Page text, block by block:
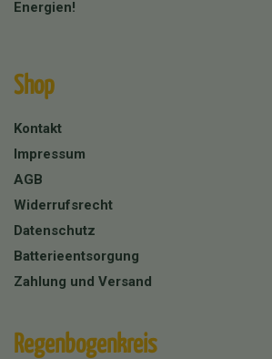
Energien!
Shop
Kontakt
Impressum
AGB
Widerrufsrecht
Datenschutz
Batterieentsorgung
Zahlung und Versand
Regenbogenkreis